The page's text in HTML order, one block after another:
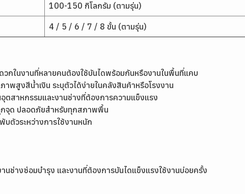
100-150 กิโลกรัม (ตามรุ่น)
4 / 5 / 6 / 7 / 8 ขั้น (ตามรุ่น)
วกในงานที่หลายคนต้องใช้บันไดพร้อมกันหรืองานในพื้นที่แคบ
พสูงสีน้ำเงิน ระบุตัวได้ง่ายในคลังสินค้าหรือโรงงาน
ตสาหกรรมและงานช่างที่ต้องการความแข็งแรง
กจุด ปลอดภัยสำหรับทุกสภาพพื้น
ตัวระหว่างการใช้งานหนัก
ช่างซ่อมบำรุง และงานที่ต้องการบันไดแข็งแรงใช้งานบ่อยครั้ง